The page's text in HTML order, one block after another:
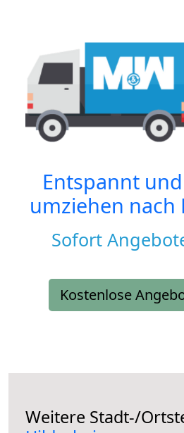
Entspannt
umziehen nach
Sofort
Kostenlose
Weitere Stadt-/